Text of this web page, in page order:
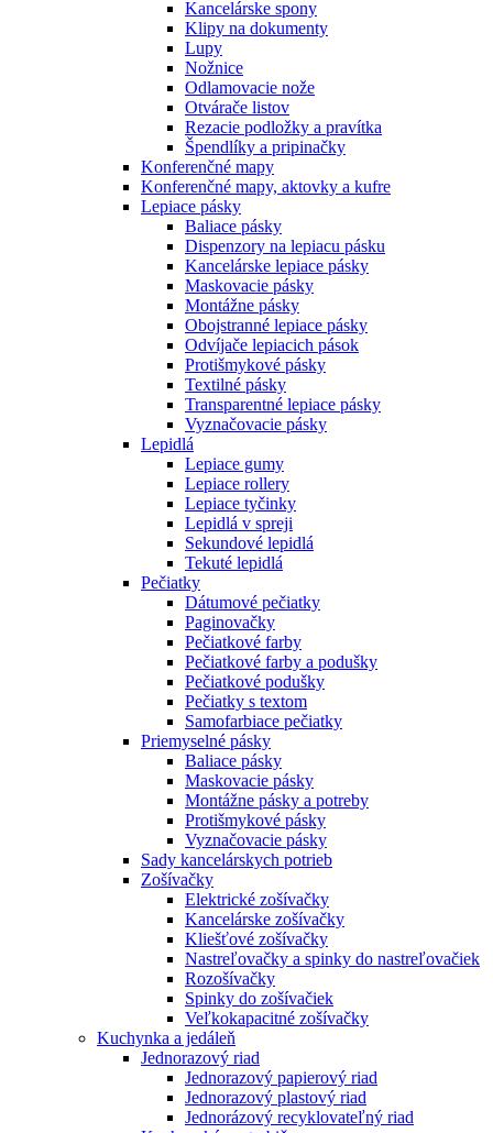
Kancelárske spony
Klipy na dokumenty
Lupy
Nožnice
Odlamovacie nože
Otvárače listov
Rezacie podložky a pravítka
Špendlíky a pripinačky
Konferenčné mapy
Konferenčné mapy, aktovky a kufre
Lepiace pásky
Baliace pásky
Dispenzory na lepiacu pásku
Kancelárske lepiace pásky
Maskovacie pásky
Montážne pásky
Obojstranné lepiace pásky
Odvíjače lepiacich pások
Protišmykové pásky
Textilné pásky
Transparentné lepiace pásky
Vyznačovacie pásky
Lepidlá
Lepiace gumy
Lepiace rollery
Lepiace tyčinky
Lepidlá v spreji
Sekundové lepidlá
Tekuté lepidlá
Pečiatky
Dátumové pečiatky
Paginovačky
Pečiatkové farby
Pečiatkové farby a podušky
Pečiatkové podušky
Pečiatky s textom
Samofarbiace pečiatky
Priemyselné pásky
Baliace pásky
Maskovacie pásky
Montážne pásky a potreby
Protišmykové pásky
Vyznačovacie pásky
Sady kancelárskych potrieb
Zošívačky
Elektrické zošívačky
Kancelárske zošívačky
Kliešťové zošívačky
Nastreľovačky a spinky do nastreľovačiek
Rozošívačky
Spinky do zošívačiek
Veľkokapacitné zošívačky
Kuchynka a jedáleň
Jednorazový riad
Jednorazový papierový riad
Jednorazový plastový riad
Jednorázový recyklovateľný riad